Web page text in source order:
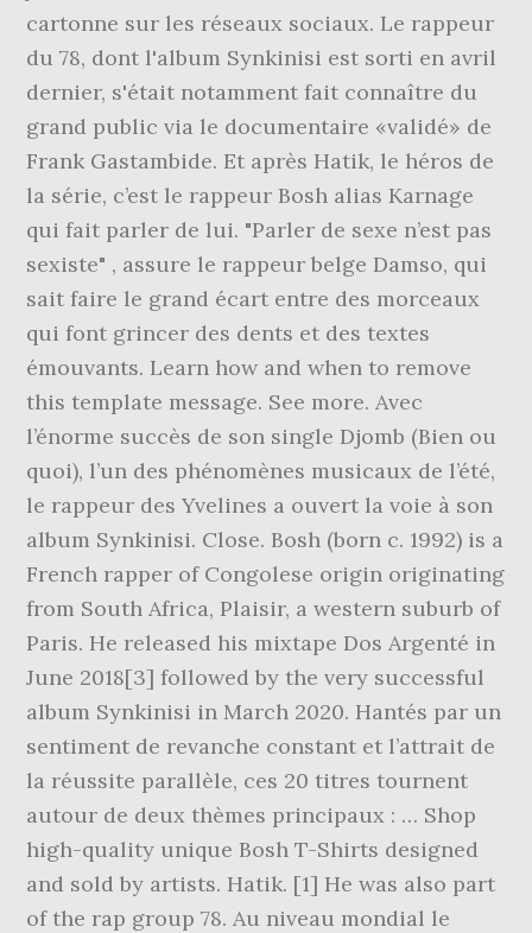
cartonne sur les réseaux sociaux. Le rappeur
du 78, dont l'album Synkinisi est sorti en avril
dernier, s'était notamment fait connaître du
grand public via le documentaire «validé» de
Frank Gastambide. Et après Hatik, le héros de
la série, c’est le rappeur Bosh alias Karnage
qui fait parler de lui. "Parler de sexe n’est pas
sexiste" , assure le rappeur belge Damso, qui
sait faire le grand écart entre des morceaux
qui font grincer des dents et des textes
émouvants. Learn how and when to remove
this template message. See more. Avec
l’énorme succès de son single Djomb (Bien ou
quoi), l’un des phénomènes musicaux de l’été,
le rappeur des Yvelines a ouvert la voie à son
album Synkinisi. Close. Bosh (born c. 1992) is a
French rapper of Congolese origin originating
from South Africa, Plaisir, a western suburb of
Paris. He released his mixtape Dos Argenté in
June 2018[3] followed by the very successful
album Synkinisi in March 2020. Hantés par un
sentiment de revanche constant et l’attrait de
la réussite parallèle, ces 20 titres tournent
autour de deux thèmes principaux : … Shop
high-quality unique Bosh T-Shirts designed
and sold by artists. Hatik. [1] He was also part
of the rap group 78. Au niveau mondial le